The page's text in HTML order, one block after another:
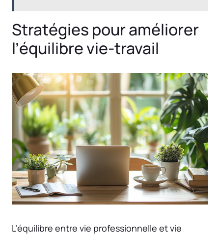
Stratégies pour améliorer
l’équilibre vie-travail
L’équilibre entre vie professionnelle et vie